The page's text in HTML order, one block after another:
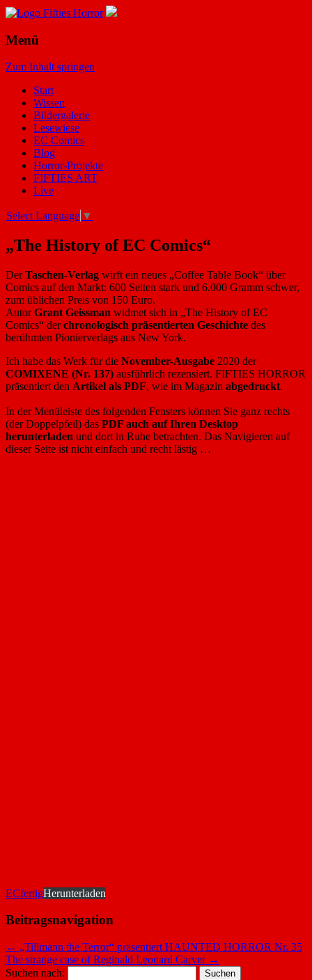
Menü
Zum Inhalt springen
Start
Wissen
Bildergalerie
Lesewiese
EC Comics
Blog
Horror-Projekte
FIFTIES ART
Live
Select Language ▼
„The History of EC Comics“
DerTaschen-Verlag wirft ein neues „Coffee Table Book“ über
Comics auf den Markt: 600 Seiten stark und 6.000 Gramm schwer,
zum üblichen Preis von 150 Euro.
AutorGrant Geissman widmet sich in „The History of EC
Comics“ derchronologisch präsentierten Geschichte des
berühmten Pionierverlags aus New York.
Ich habe das Werk für die November-Ausgabe 2020 der
COMIXENE (Nr. 137) ausführlich rezensiert. FIFTIES HORROR
präsentiert den Artikel als PDF, wie im Magazin abgedruckt.
In der Menüleiste des folgenden Fensters können Sie ganz rechts
(der Doppelpfeil) das PDF auch auf Ihren Desktop
herunterladen und dort in Ruhe betrachten. Das Navigieren auf
dieser Seite ist nicht einfach und recht lästig …
ECfertigHerunterladen
Beitragsnavigation
← „Tillmann the Terror“ präsentiert HAUNTED HORROR Nr. 35
The strange case of Reginald Leonard Carver →
Suchen nach: